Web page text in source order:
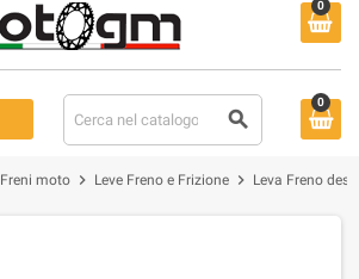
0
search
0
Freni moto chevron_right Leve Freno e Frizione chevron_right Leva Freno